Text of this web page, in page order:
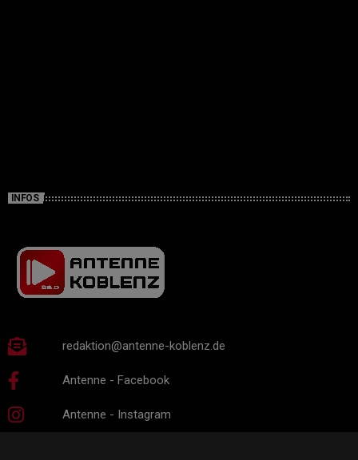
INFOS
redaktion@antenne-koblenz.de
Antenne - Facebook
Antenne - Instagram